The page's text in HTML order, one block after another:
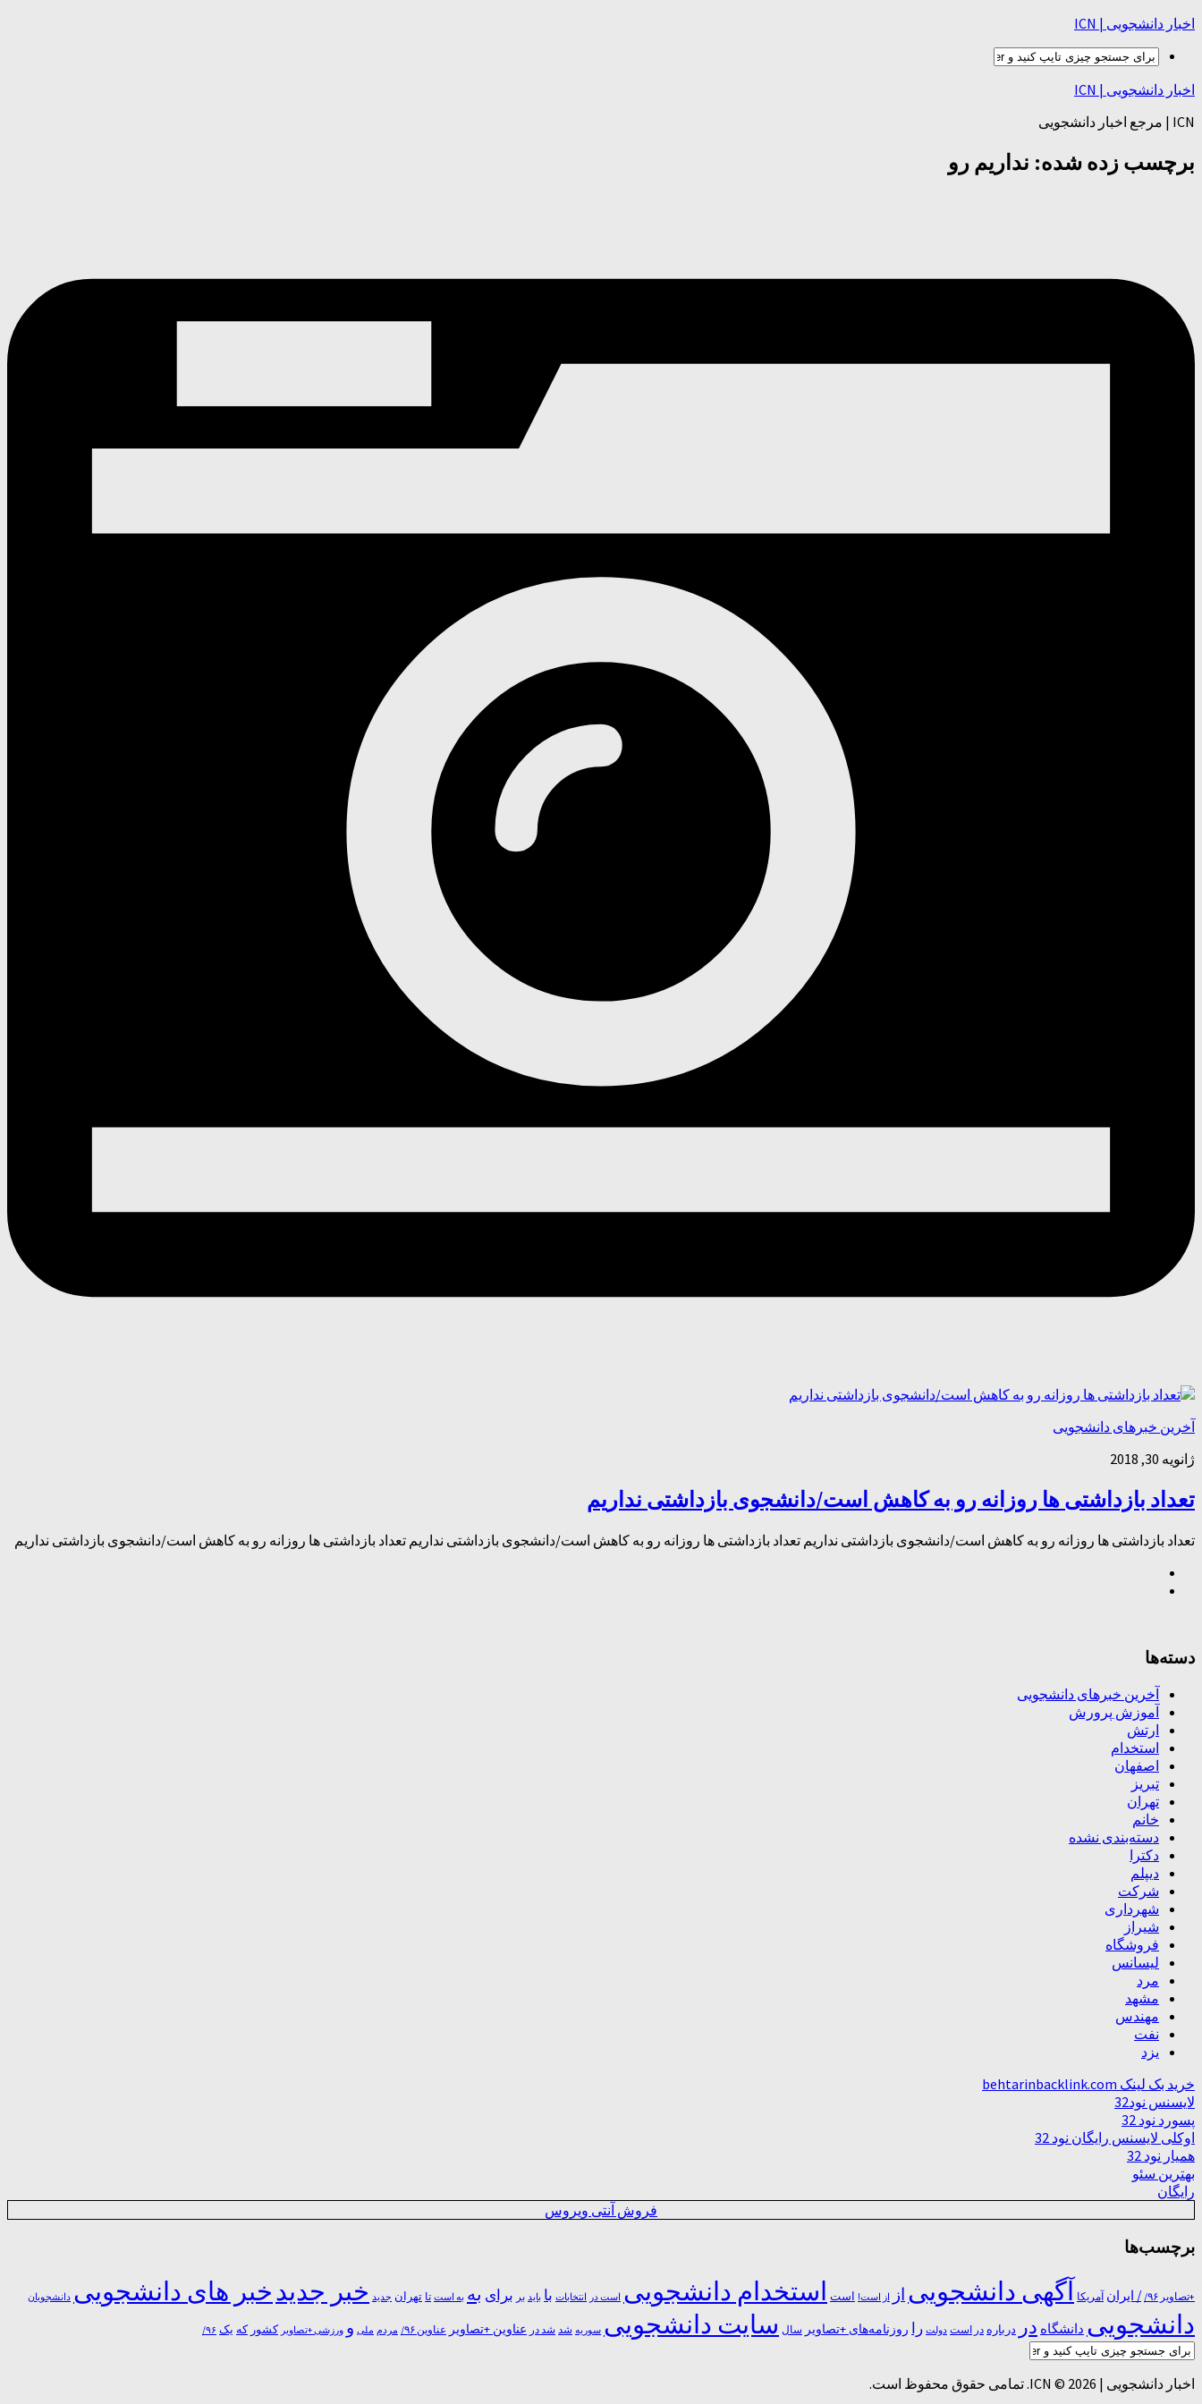
اخبار دانشجویی | ICN
اخبار دانشجویی | ICN
ICN | مرجع اخبار دانشجویی
برچسب زده شده: نداریم رو
آخرین خبرهای دانشجویی
ژانویه 30, 2018
تعداد بازداشتی ها روزانه رو به کاهش است/دانشجوی بازداشتی نداریم
تعداد بازداشتی ها روزانه رو به کاهش است/دانشجوی بازداشتی نداریم تعداد بازداشتی ها روزانه رو به کاهش است/دانشجوی بازداشتی نداریم تعداد بازداشتی ها روزانه رو به کاهش است/دانشجوی بازداشتی نداریم
دسته‌ها
آخرین خبرهای دانشجویی
آموزش پرورش
ارتش
استخدام
اصفهان
تبریز
تهران
خانم
دسته‌بندی نشده
دکترا
دیپلم
شرکت
شهرداری
شیراز
فروشگاه
لیسانس
مرد
مشهد
مهندس
نفت
یزد
خرید بک لینک behtarinbacklink.com
لایسنس نود32
پسورد نود 32
اوکلی لایسنس رایگان نود 32
همیار نود 32
بهترین سئو
رایگان
فروش آنتی ویروس
برچسب‌ها
+تصاویر ۹۶/ / ایران آمریکا آگهی دانشجویی از از است! است استخدام دانشجویی است در انتخابات با باید بر برای به به است تا تهران جدید خبر جدیدخبر های دانشجویی دانشجویان
دانشجویی دانشگاه در درباره در ﺍﺳﺖ دولت را روزنامه‌های +تصاویر سال سایت دانشجویی سوریه شد شد در عناوین +تصاویر عناوین ۹۶/ مردم ملی و ورزشی +تصاویر کشور که یک ۹۶/
اخبار دانشجویی | ICN © 2026. تمامی حقوق محفوظ است.